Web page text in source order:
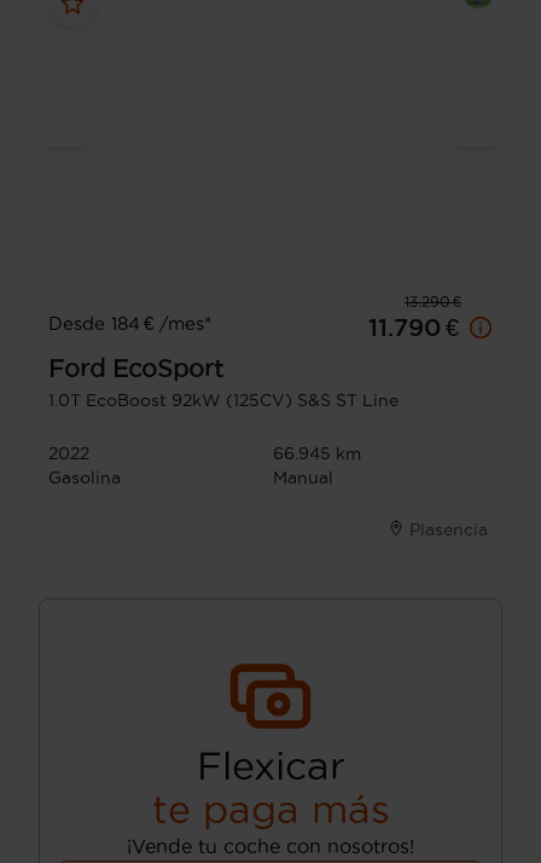
13.290 €
Desde 184 € /mes*
11.790 €
Ford EcoSport
1.0T EcoBoost 92kW (125CV) S&S ST Line
2022
66.945 km
Gasolina
Manual
Plasencia
Flexicar
te paga más
¡Vende tu coche con nosotros!